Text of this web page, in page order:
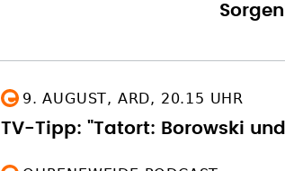
TV-Tipp: "Tatort: Borowski
OHRENEWEIDE PODCAST
Israel bleibt für immer erwählt